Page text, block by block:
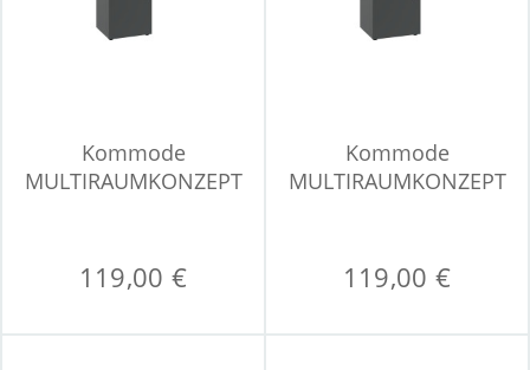
Kommode
MULTIRAUMKONZEPT
119,00 €
Kommode
MULTIRAUMKONZEPT
119,00 €